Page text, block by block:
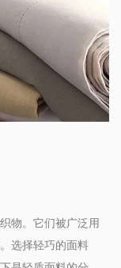
物。它们被广泛用
选择轻巧的面料